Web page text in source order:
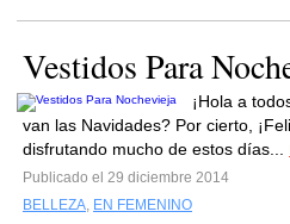
Vestidos Para
¡Hola a
van las Navidades? Por cierto,
disfrutando mucho de estos días...
Publicado el 29 diciembre 2014
BELLEZA, EN FEMENINO